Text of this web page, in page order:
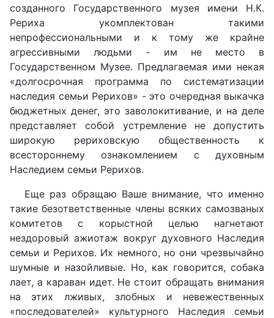
созданного Государственного музея имени Н.К.
Рериха укомплектован такими
непрофессиональными и к тому же крайне
агрессивными людьми - им не место в
Государственном Музее. Предлагаемая ими некая
«долгосрочная программа по систематизации
наследия семьи Рерихов» - это очередная выкачка
бюджетных денег, это заволокитивание, и на деле
представляет собой устремление не допустить
широкую рериховскую общественность к
всестороннему ознакомлением с духовным
Наследием семьи Рерихов.
Еще раз обращаю Ваше внимание, что именно
такие безответственные члены всяких самозваных
комитетов с корыстной целью нагнетают
нездоровый ажиотаж вокруг духовного Наследия
семьи и Рерихов. Их немного, но они чрезвычайно
шумные и назойливые. Но, как говорится, собака
лает, а караван идет. Не стоит обращать внимания
на этих лживых, злобных и невежественных
«последователей» культурного Наследия семьи